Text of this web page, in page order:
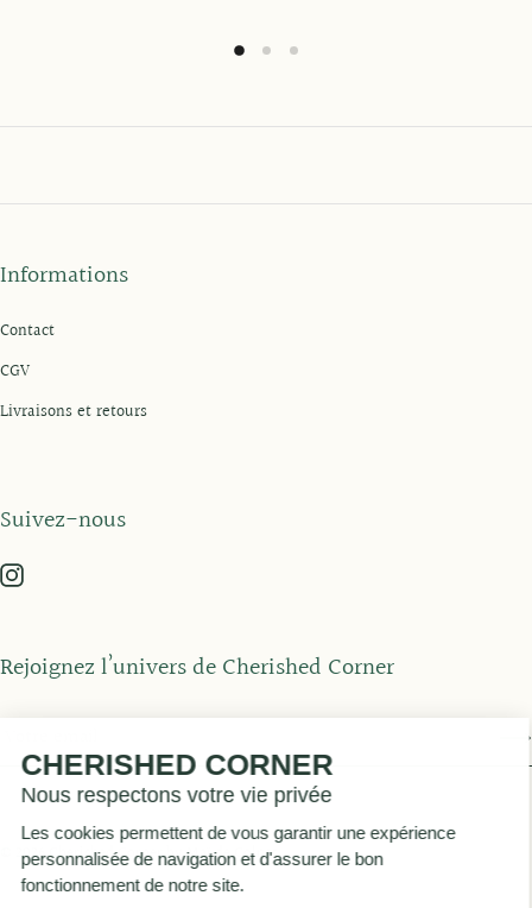
Informations
Contact
CGV
Livraisons et retours
Suivez-nous
Rejoignez l’univers de Cherished Corner
© 2026Cherished Corner by Maï de Colnet.
CHERISHED CORNER
Nous respectons votre vie privée
Les cookies permettent de vous garantir une expérience
personnalisée de navigation et d'assurer le bon
fonctionnement de notre site.